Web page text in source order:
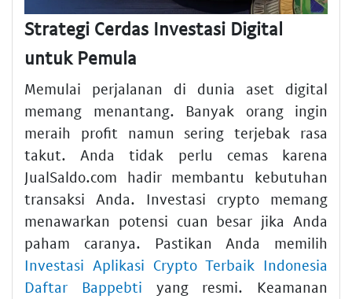
Strategi Cerdas Investasi Digital
untuk Pemula
Memulai perjalanan di dunia aset digital
memang menantang. Banyak orang ingin
meraih profit namun sering terjebak rasa
takut. Anda tidak perlu cemas karena
JualSaldo.com hadir membantu kebutuhan
transaksi Anda. Investasi crypto memang
menawarkan potensi cuan besar jika Anda
paham caranya. Pastikan Anda memilih
Investasi Aplikasi Crypto Terbaik Indonesia
Daftar Bappebti yang resmi. Keamanan